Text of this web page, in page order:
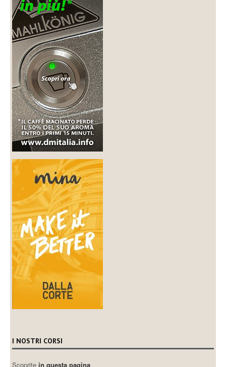
I NOSTRI CORSI
Scopritein questa pagina